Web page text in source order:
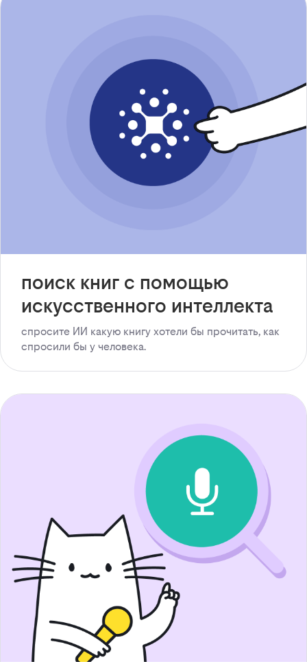
поиск книг с помощью
искусственного интеллекта
спросите ИИ какую книгу хотели бы прочитать, как
спросили бы у человека.